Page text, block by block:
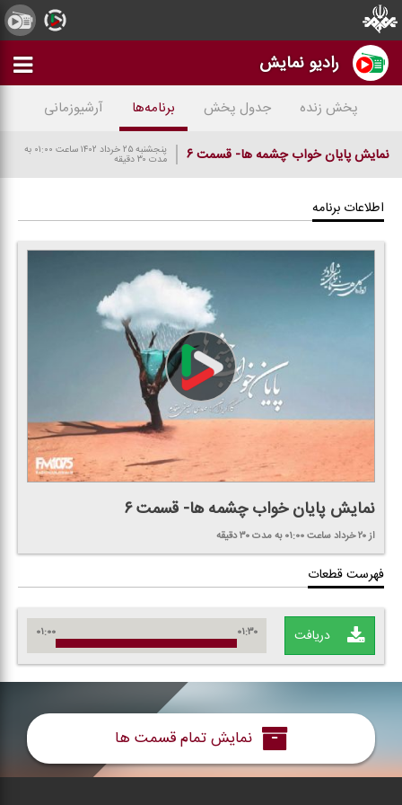
رادیو نمایش
پخش زنده جدول پخش برنامه‌ها آرشیوزمانی
نمایش پایان خواب چشمه ها- قسمت ۶ پنجشنبه ۲۵ خرداد ۱۴۰۲ ساعت ۰۱:۰۰ به
مدت ۳۰ دقیقه
اطلاعات برنامه
نمایش پایان خواب چشمه ها- قسمت ۶
از ۲۰ خرداد ساعت ۰۱:۰۰ به مدت ۳۰ دقیقه
فهرست قطعات
دریافت ۰۱:۰۰ ۰۱:۳۰
نمایش تمام قسمت ها